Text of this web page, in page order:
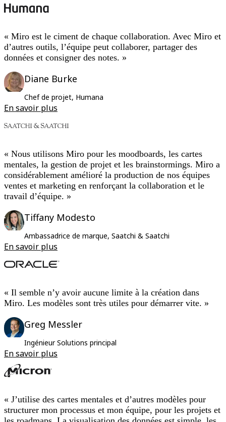
« Miro est le ciment de chaque collaboration. Avec Miro et
d’autres outils, l’équipe peut collaborer, partager des
données et consigner des notes. »
Diane Burke
Chef de projet, Humana
En savoir plus
« Il semble n’y avoir aucune limite à la création dans
Miro. Les modèles sont très utiles pour démarrer vite. »
Greg Messler
Ingénieur Solutions principal
En savoir plus
« Nous utilisons Miro pour les moodboards, les cartes
mentales, la gestion de projet et les brainstormings. Miro a
considérablement amélioré la production de nos équipes
ventes et marketing en renforçant la collaboration et le
travail d’équipe. »
Tiffany Modesto
Ambassadrice de marque, Saatchi & Saatchi
En savoir plus
« J’utilise des cartes mentales et d’autres modèles pour
structurer mon processus et mon équipe, pour les projets et